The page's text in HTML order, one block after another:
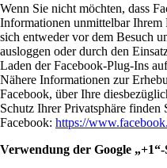
Wenn Sie nicht möchten, dass
Informationen unmittelbar Ihrem
sich entweder vor dem Besuch
ausloggen oder durch den
Laden der Facebook-Plug-Ins
Nähere Informationen zur
Facebook, über Ihre
Schutz Ihrer Privatsphäre finden
Facebook: https://
Verwendung der Google